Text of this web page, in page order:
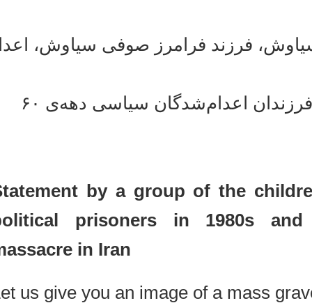
فرزند فرامرز صوفی سیاوش، اعدام
اعدام‌شدگان سیاسی دهه‌ی ۶۰
Statement by a group of the
political prisoners in 1980s
massacre in Iran
Let us give you an image of a mass